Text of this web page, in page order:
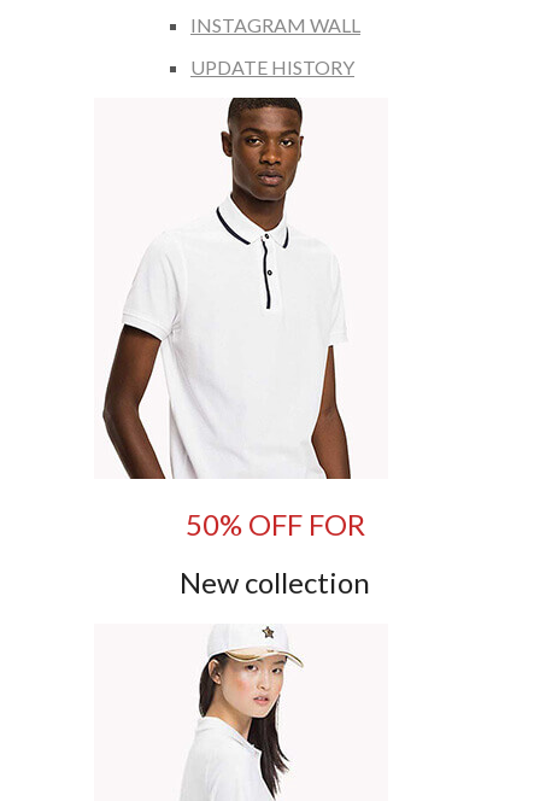
INSTAGRAM WALL
UPDATE HISTORY
50% OFF FOR
New collection